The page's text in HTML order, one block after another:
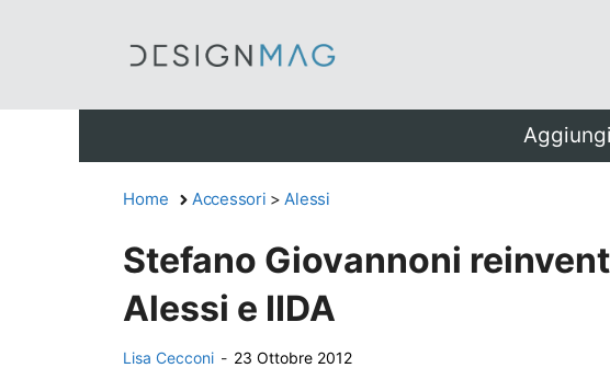
Home Accessori >Alessi
Stefano Giovannoni
Alessi e IIDA
Lisa Cecconi - 23 Ottobre 2012